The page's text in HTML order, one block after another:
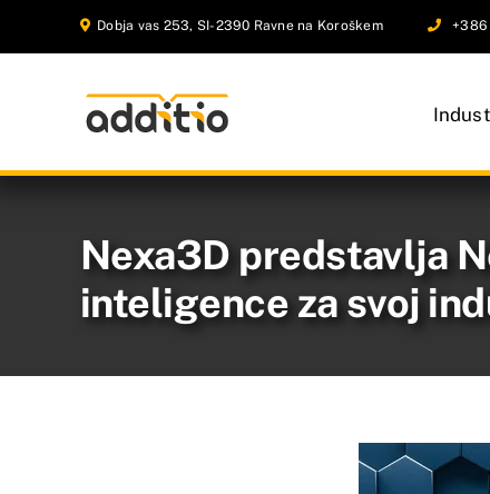
to
Dobja vas 253, SI-2390 Ravne na Koroškem +386
Nexa3D predstavlja
inteligence za svoj